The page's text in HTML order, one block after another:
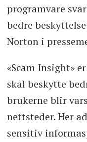
programvare
bedre
Norton i
«Scam Insight»
skal beskytte
brukerne blir
nettsteder. Her
sensitiv